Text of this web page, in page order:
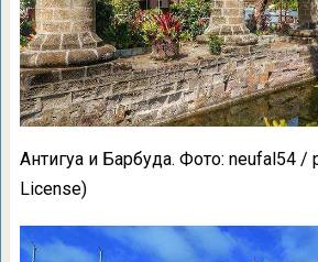
Антигуа и Барбуда. Фото: neufal54 /
License)